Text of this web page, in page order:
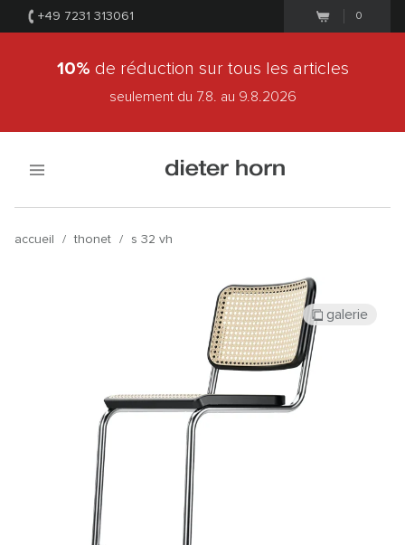
+49 7231 313061 0
10% de réduction sur tous les articles
seulement du 7.8. au 9.8.2026
accueil / thonet / s 32 vh
galerie